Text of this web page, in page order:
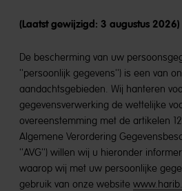
(Laatst gewijzigd: 3 augustus 2026)
De bescherming van uw
''persoonlijk gegevens'') is een van
aandachtsgebieden. Wij hanteren
gegevensverwerking de wettelijke
overeenstemming met de artikelen
Algemene Verordering
''AVG'') willen wij u hieronder
waarop wij met uw persoonlijke
gebruik van onze website